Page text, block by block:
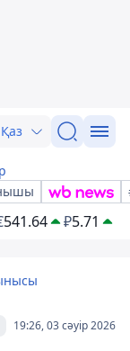
Қаз
541.64 ₽5.71
19:26, 03 сәуір 2026